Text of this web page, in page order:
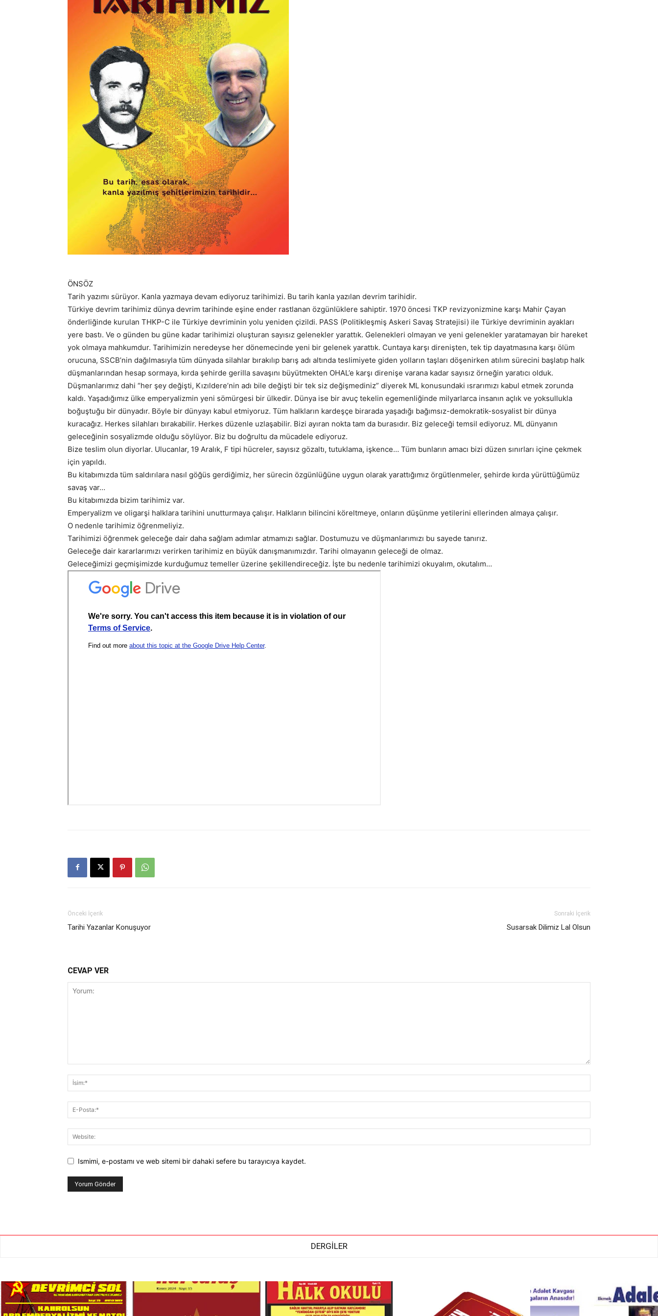
ÖNSÖZ
Tarih yazımı sürüyor. Kanla yazmaya devam ediyoruz tarihimizi. Bu tarih kanla yazılan devrim tarihidir.
Türkiye devrim tarihimiz dünya devrim tarihinde eşine ender rastlanan özgünlüklere sahiptir. 1970 öncesi TKP revizyonizmine karşı Mahir Çayan
önderliğinde kurulan THKP-C ile Türkiye devriminin yolu yeniden çizildi. PASS (Politikleşmiş Askeri Savaş Stratejisi) ile Türkiye devriminin ayakları
yere bastı. Ve o günden bu güne kadar tarihimizi oluşturan sayısız gelenekler yarattık. Gelenekleri olmayan ve yeni gelenekler yaratamayan bir hareket
yok olmaya mahkumdur. Tarihimizin neredeyse her dönemecinde yeni bir gelenek yarattık. Cuntaya karşı direnişten, tek tip dayatmasına karşı ölüm
orucuna, SSCB’nin dağılmasıyla tüm dünyada silahlar bırakılıp barış adı altında teslimiyete giden yolların taşları döşenirken atılım sürecini başlatıp halk
düşmanlarından hesap sormaya, kırda şehirde gerilla savaşını büyütmekten OHAL’e karşı direnişe varana kadar sayısız örneğin yaratıcı olduk.
Düşmanlarımız dahi “her şey değişti, Kızıldere’nin adı bile değişti bir tek siz değişmediniz” diyerek ML konusundaki ısrarımızı kabul etmek zorunda
kaldı. Yaşadığımız ülke emperyalizmin yeni sömürgesi bir ülkedir. Dünya ise bir avuç tekelin egemenliğinde milyarlarca insanın açlık ve yoksullukla
boğuştuğu bir dünyadır. Böyle bir dünyayı kabul etmiyoruz. Tüm halkların kardeşçe birarada yaşadığı bağımsız-demokratik-sosyalist bir dünya
kuracağız. Herkes silahları bırakabilir. Herkes düzenle uzlaşabilir. Bizi ayıran nokta tam da burasıdır. Biz geleceği temsil ediyoruz. ML dünyanın
geleceğinin sosyalizmde olduğu söylüyor. Biz bu doğrultu da mücadele ediyoruz.
Bize teslim olun diyorlar. Ulucanlar, 19 Aralık, F tipi hücreler, sayısız gözaltı, tutuklama, işkence… Tüm bunların amacı bizi düzen sınırları içine çekmek
için yapıldı.
Bu kitabımızda tüm saldırılara nasıl göğüs gerdiğimiz, her sürecin özgünlüğüne uygun olarak yarattığımız örgütlenmeler, şehirde kırda yürüttüğümüz
savaş var…
Bu kitabımızda bizim tarihimiz var.
Emperyalizm ve oligarşi halklara tarihini unutturmaya çalışır. Halkların bilincini köreltmeye, onların düşünme yetilerini ellerinden almaya çalışır.
O nedenle tarihimiz öğrenmeliyiz.
Tarihimizi öğrenmek geleceğe dair daha sağlam adımlar atmamızı sağlar. Dostumuzu ve düşmanlarımızı bu sayede tanırız.
Geleceğe dair kararlarımızı verirken tarihimiz en büyük danışmanımızdır. Tarihi olmayanın geleceği de olmaz.
Geleceğimizi geçmişimizde kurduğumuz temeller üzerine şekillendireceğiz. İşte bu nedenle tarihimizi okuyalım, okutalım…
Önceki İçerik
Tarihi Yazanlar Konuşuyor
Sonraki İçerik
Susarsak Dilimiz Lal Olsun
CEVAP VER
Ismimi, e-postamı ve web sitemi bir dahaki sefere bu tarayıcıya kaydet.
DERGİLER